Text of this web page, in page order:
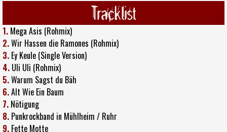
Tracklist
1. Mega Asis (Rohmix)
2.Wir Hassen die Ramones (Rohmix)
3. Ey Keule (Single Version)
4. Uli Uli (Rohmix)
5.Warum Sagst du Bäh
6.Alt Wie Ein Baum
7. Nötigung
8. Punkrockband in Mühlheim / Ruhr
9. Fette Motte